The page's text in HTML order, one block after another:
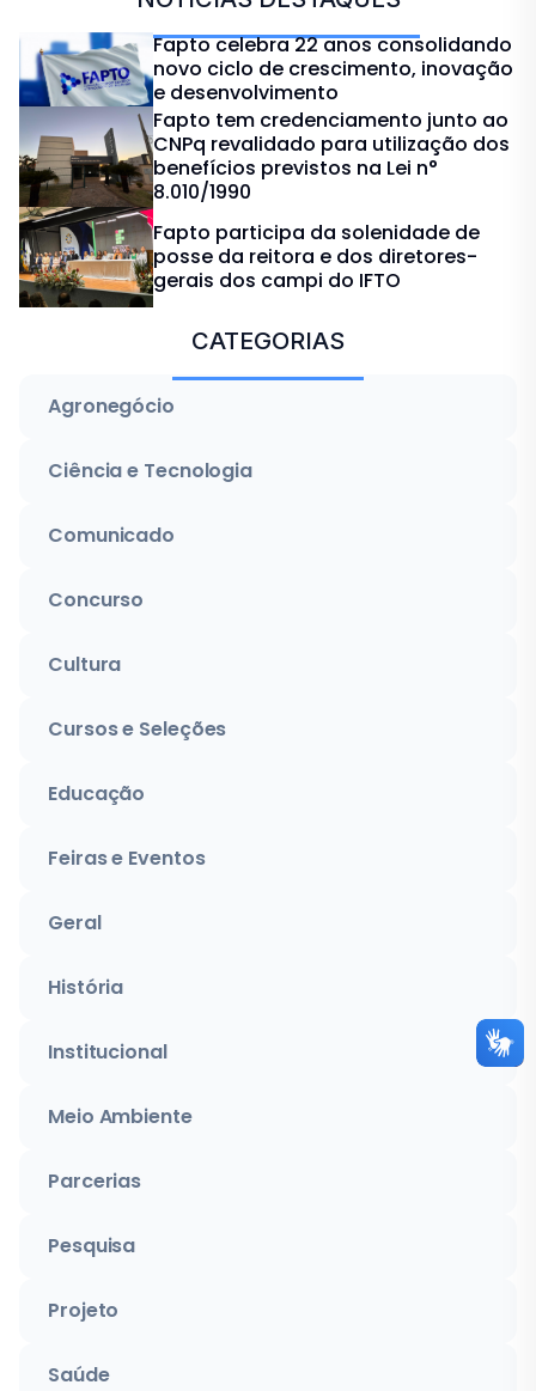
Fapto celebra 22 anos consolidando
novo ciclo de crescimento, inovação
e desenvolvimento
Fapto tem credenciamento junto ao
CNPq revalidado para utilização dos
benefícios previstos na Lei n°
8.010/1990
Fapto participa da solenidade de
posse da reitora e dos diretores-
gerais dos campi do IFTO
CATEGORIAS
Agronegócio
Ciência e Tecnologia
Comunicado
Concurso
Cultura
Cursos e Seleções
Educação
Feiras e Eventos
Geral
História
Institucional
Meio Ambiente
Parcerias
Pesquisa
Projeto
Saúde